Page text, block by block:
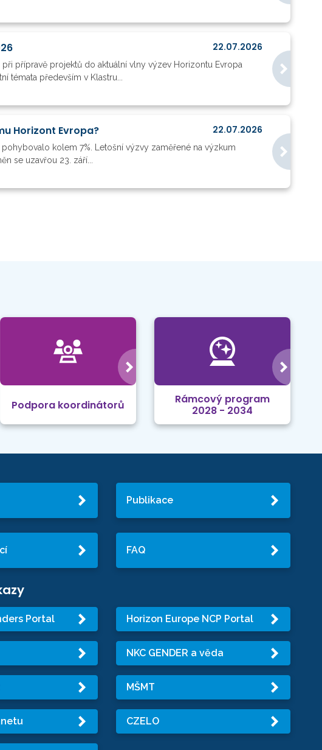
22.07.2026
přípravě projektů do aktuální vlny výzev Horizontu Evropa
témata především v Klastru...
Horizont Evropa? 22.07.2026
kolem 7%. Letošní výzvy zaměřené na výzkum
se uzavřou 23. září...
Podpora koordinátorů
Rámcový program
2028 - 2034
Publikace
FAQ
Portal Horizon Europe NCP Portal
NKC GENDER a věda
MŠMT
CZELO